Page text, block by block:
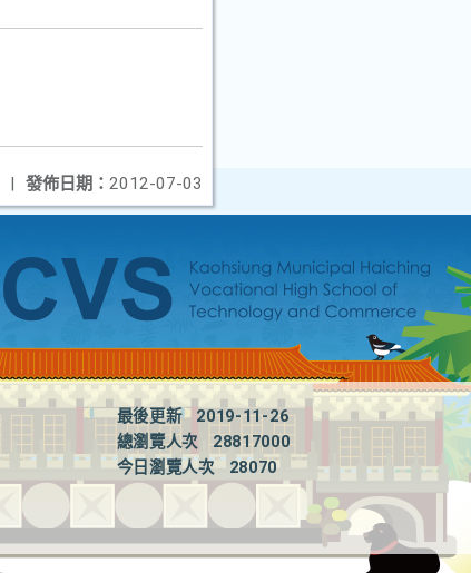
發佈日期： 2012-07-03
|
最後更新
2019-11-26
總瀏覽人次
28817000
今日瀏覽人次
28070